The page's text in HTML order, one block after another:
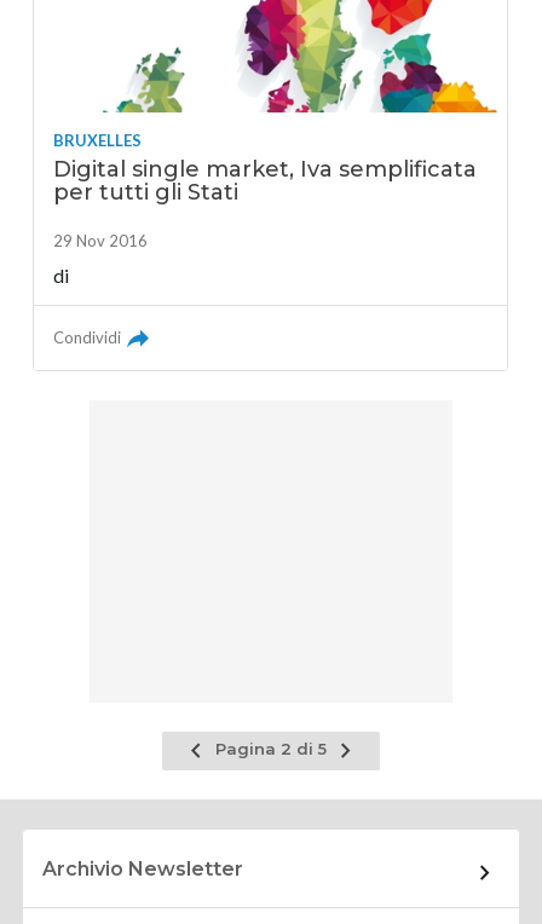
BRUXELLES
Digital single market, Iva semplificata
per tutti gli Stati
29 Nov 2016
di
Condividi
Pagina
precedente
Pagina 2 di 5
Pagina
successiva
Archivio Newsletter